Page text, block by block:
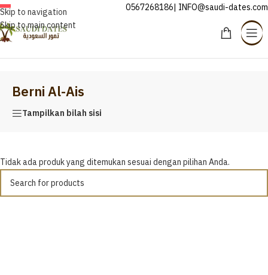
Skip to navigation
Skip to main content
INDONESIA 0567268186| INFO@saudi-dates.com
Beranda/Berni Al-Ais
Berni Al-Ais
Tampilkan bilah sisi
Tidak ada produk yang ditemukan sesuai dengan pilihan Anda.